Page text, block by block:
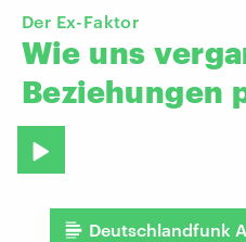
Der Ex-Faktor
Wie uns
Beziehungen
Deutschlandfunk